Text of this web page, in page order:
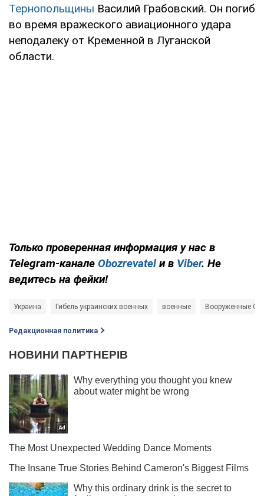
Тернопольщины Василий Грабовский. Он погиб
во время вражеского авиационного удара
неподалеку от Кременной в Луганской
области.
Только проверенная информация у нас в
Telegram-канале Obozrevatelи в Viber. Не
ведитесь на фейки!
Украина Гибель украинских военных военные Вооруженные
Редакционная политика